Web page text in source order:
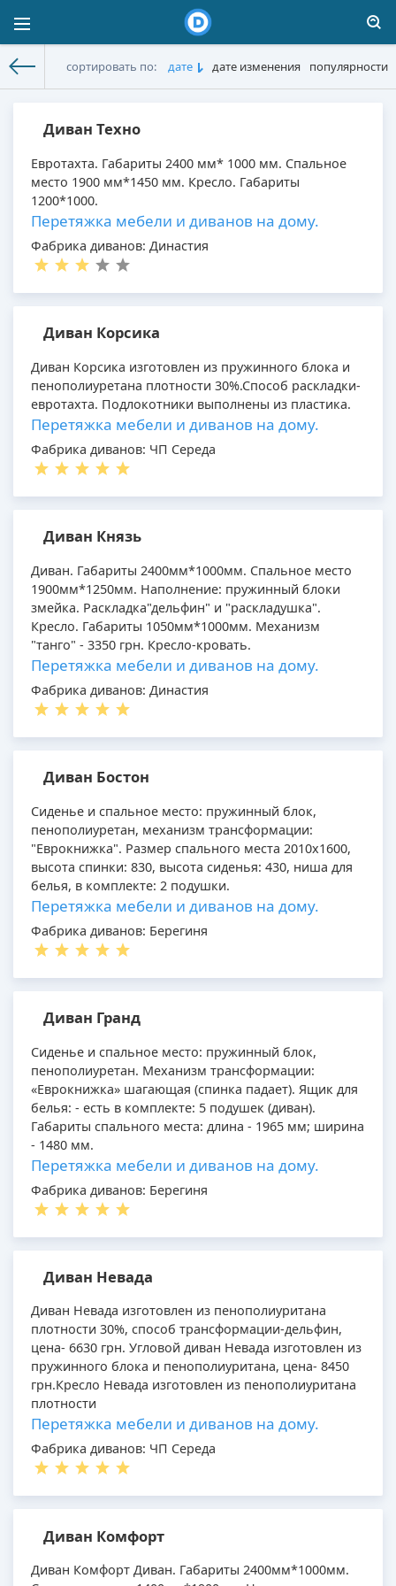
сортировать по: дате дате изменения популярности
Диван Техно
Евротахта. Габариты 2400 мм* 1000 мм. Спальное
место 1900 мм*1450 мм. Кресло. Габариты
1200*1000.
Перетяжка мебели и диванов на дому.
Фабрика диванов: Династия
Диван Корсика
Диван Корсика изготовлен из пружинного блока и
пенополиуретана плотности 30%.Способ раскладки-
евротахта. Подлокотники выполнены из пластика.
Перетяжка мебели и диванов на дому.
Фабрика диванов: ЧП Середа
Диван Князь
Диван. Габариты 2400мм*1000мм. Спальное место
1900мм*1250мм. Наполнение: пружинный блоки
змейка. Раскладка"дельфин" и "раскладушка".
Кресло. Габариты 1050мм*1000мм. Механизм
"танго" - 3350 грн. Кресло-кровать.
Перетяжка мебели и диванов на дому.
Фабрика диванов: Династия
Диван Бостон
Сиденье и спальное место: пружинный блок,
пенополиуретан, механизм трансформации:
"Еврокнижка". Размер спального места 2010х1600,
высота спинки: 830, высота сиденья: 430, ниша для
белья, в комплекте: 2 подушки.
Перетяжка мебели и диванов на дому.
Фабрика диванов: Берегиня
Диван Гранд
Сиденье и спальное место: пружинный блок,
пенополиуретан. Механизм трансформации:
«Еврокнижка» шагающая (спинка падает). Ящик для
белья: - есть в комплекте: 5 подушек (диван).
Габариты спального места: длина - 1965 мм; ширина
- 1480 мм.
Перетяжка мебели и диванов на дому.
Фабрика диванов: Берегиня
Диван Невада
Диван Невада изготовлен из пенополиуритана
плотности 30%, способ трансформации-дельфин,
цена- 6630 грн. Угловой диван Невада изготовлен из
пружинного блока и пенополиуритана, цена- 8450
грн.Кресло Невада изготовлен из пенополиуритана
плотности
Перетяжка мебели и диванов на дому.
Фабрика диванов: ЧП Середа
Диван Комфорт
Диван Комфорт Диван. Габариты 2400мм*1000мм.